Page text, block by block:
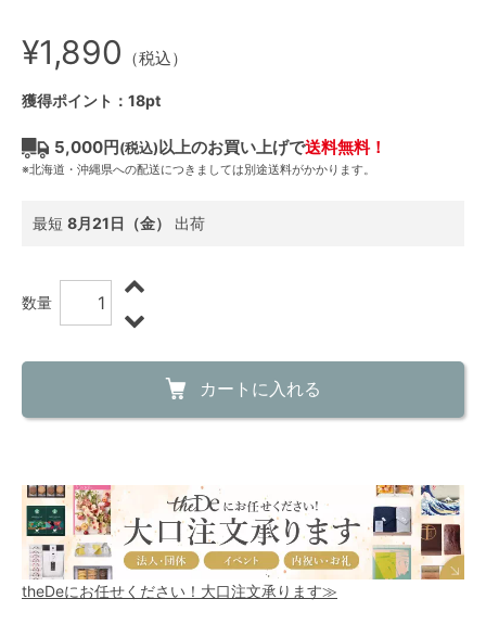
¥1,890 （税込）
獲得ポイント：18pt
5,000円(税込)以上のお買い上げで送料無料！
※北海道・沖縄県への配送につきましては別途送料がかかります。
最短 8月21日（金） 出荷
数量
カートに入れる
theDeにお任せください！大口注文承ります≫